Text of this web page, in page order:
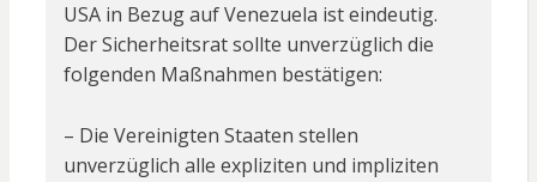
USA in Bezug auf Venezuela ist eindeutig.
Der Sicherheitsrat sollte unverzüglich die
folgenden Maßnahmen bestätigen:
– Die Vereinigten Staaten stellen
unverzüglich alle expliziten und impliziten